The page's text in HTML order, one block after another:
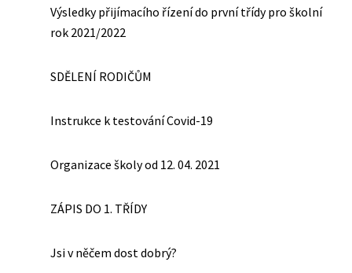
Výsledky přijímacího řízení do první třídy pro školní
rok 2021/2022
SDĚLENÍ RODIČŮM
Instrukce k testování Covid-19
Organizace školy od 12. 04. 2021
ZÁPIS DO 1. TŘÍDY
Jsi v něčem dost dobrý?